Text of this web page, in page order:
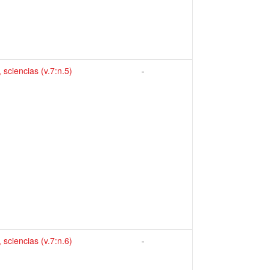
(v.7:n.5) -
(v.7:n.6) -